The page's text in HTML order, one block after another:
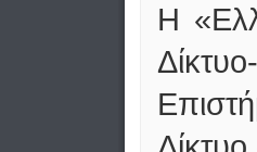
Η